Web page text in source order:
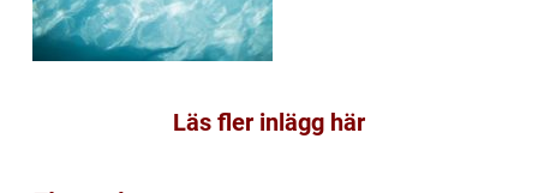
Läs fler inlägg här